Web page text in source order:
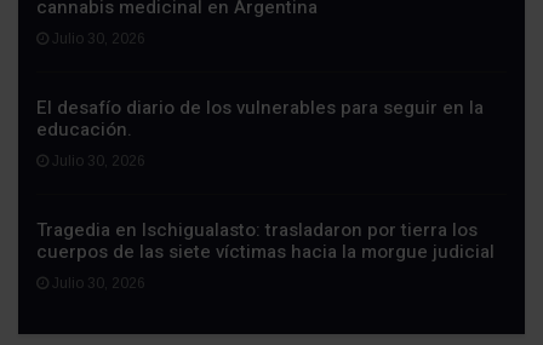
cannabis medicinal en Argentina
Julio 30, 2026
El desafío diario de los vulnerables para seguir en la
educación.
Julio 30, 2026
Tragedia en Ischigualasto: trasladaron por tierra los
cuerpos de las siete víctimas hacia la morgue judicial
Julio 30, 2026